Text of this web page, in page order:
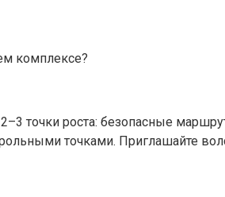
комплексе?
точки роста: безопасные
точками. Приглашайте